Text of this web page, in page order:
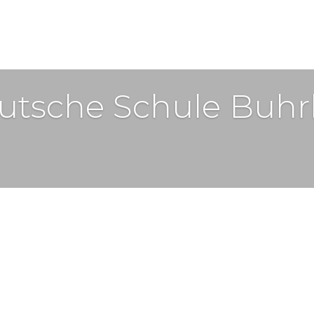
Schule